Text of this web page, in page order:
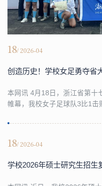
18/ 2026-04
创造历史！学校女足勇夺省
本网讯 4月18日，浙江省第十
帷幕，我校女子足球队3比1击
高、规模最大的综合性大学生
凭借精湛的球技、默契的协作
18/ 2026-04
学校2026年硕士研究生招生